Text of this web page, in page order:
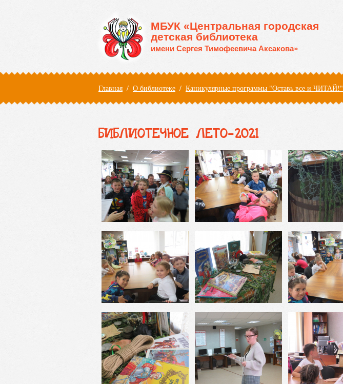
МБУК «Центральная городская
детская библиотека
имени Сергея Тимофеевича Аксакова»
Вы здесь
Главная / О библиотеке / Каникулярные программы "Оставь все и ЧИТАЙ!"
БИБЛИОТЕЧНОЕ ЛЕТО-2021